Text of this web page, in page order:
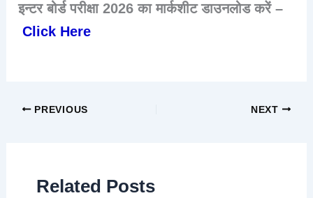
इन्टर बोर्ड परीक्षा 2026 का मार्कशीट डाउनलोड करें –
Click Here
PREVIOUS NEXT
Related Posts